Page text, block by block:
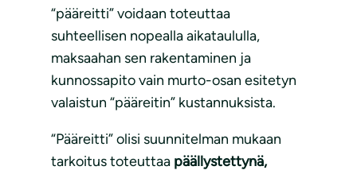
“pääreitti” voidaan toteuttaa
suhteellisen nopealla aikataululla,
maksaahan sen rakentaminen ja
kunnossapito vain murto-osan esitetyn
valaistun “pääreitin” kustannuksista.
“Pääreitti” olisi suunnitelman mukaan
tarkoitus toteuttaa päällystettynä,